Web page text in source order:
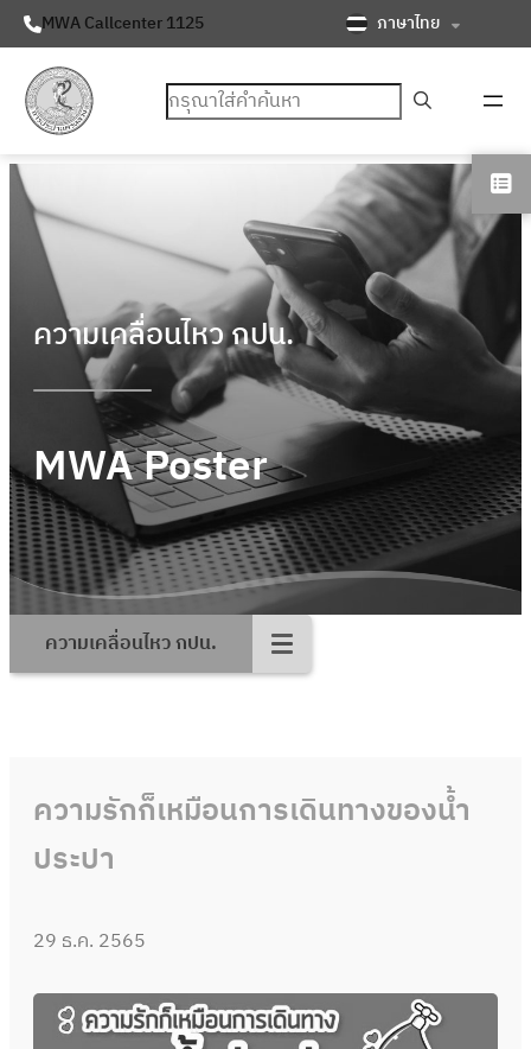
MWA Callcenter 1125 ภาษาไทย
ค้นหา
ความเคลื่อนไหว กปน.
MWA Poster
ความเคลื่อนไหว กปน.
ความรักก็เหมือนการเดินทางของน้ำ
ประปา
29 ธ.ค. 2565